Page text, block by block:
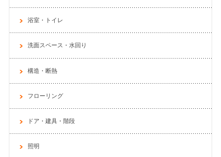
浴室・トイレ
洗面スペース・水回り
構造・断熱
フローリング
ドア・建具・階段
照明